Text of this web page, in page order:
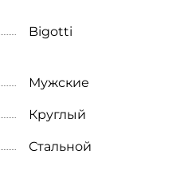
Bigotti
Мужские
Круглый
Стальной